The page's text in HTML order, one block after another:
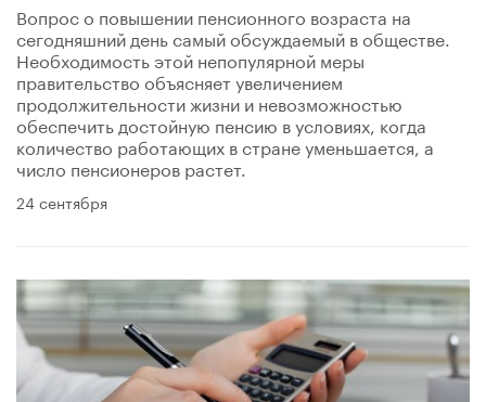
Вопрос о повышении пенсионного возраста на
сегодняшний день самый обсуждаемый в обществе.
Необходимость этой непопулярной меры
правительство объясняет увеличением
продолжительности жизни и невозможностью
обеспечить достойную пенсию в условиях, когда
количество работающих в стране уменьшается, а
число пенсионеров растет.
24 сентября